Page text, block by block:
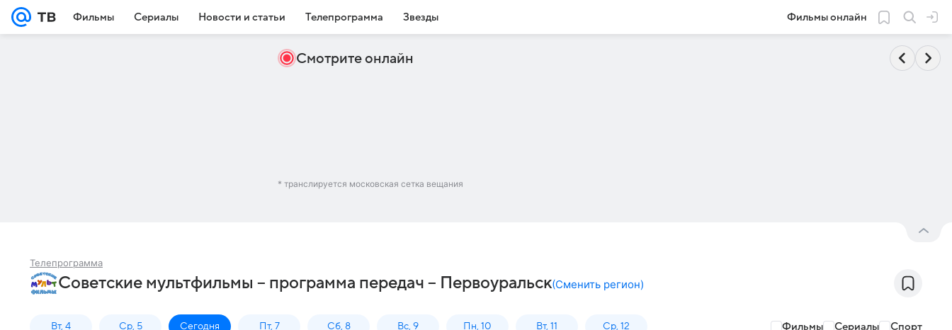
Фильмы Сериалы Новости и статьи Телепрограмма Звезды Фильмы онлайн
Смотрите онлайн
* транслируется московская сетка вещания
Телепрограмма
Советские мультфильмы – программа передач – Первоуральск(Сменить регион)
Вт, 4 Ср, 5 Сегодня Пт, 7 Сб, 8 Вс, 9 Пн, 10 Вт, 11 Ср, 12 Фильмы Сериалы Спорт